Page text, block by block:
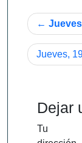
de
Jueves,
Dejar
Tu